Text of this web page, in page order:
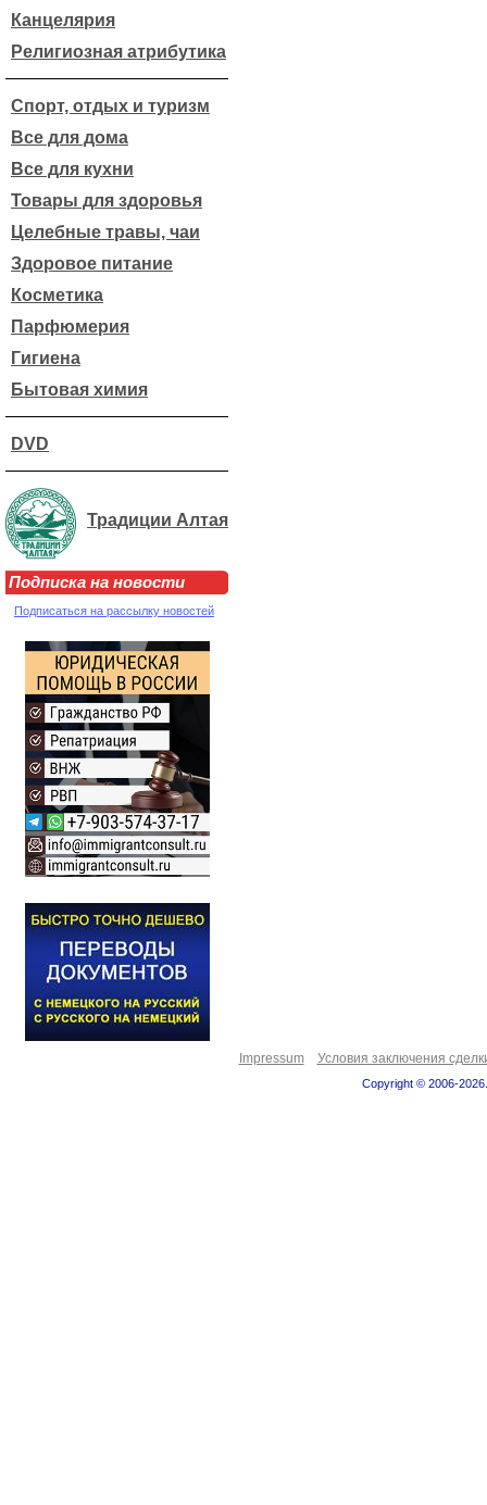
Канцелярия
Религиозная атрибутика
Спорт, отдых и туризм
Все для дома
Все для кухни
Товары для здоровья
Целебные травы, чаи
Здоровое питание
Косметика
Парфюмерия
Гигиена
Бытовая химия
DVD
Традиции Алтая
Подписка на новости
Подписаться на рассылку новостей
Impressum Условия заключения
Copyright © 2006-